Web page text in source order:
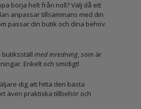
börja helt från noll? Välj då ett
anpassar tillsammans med din
passar din butik och dina behov
butiksställ med inredning , som är
Enkelt och smidigt!
dig att hitta den bästa
även praktiska tillbehör och